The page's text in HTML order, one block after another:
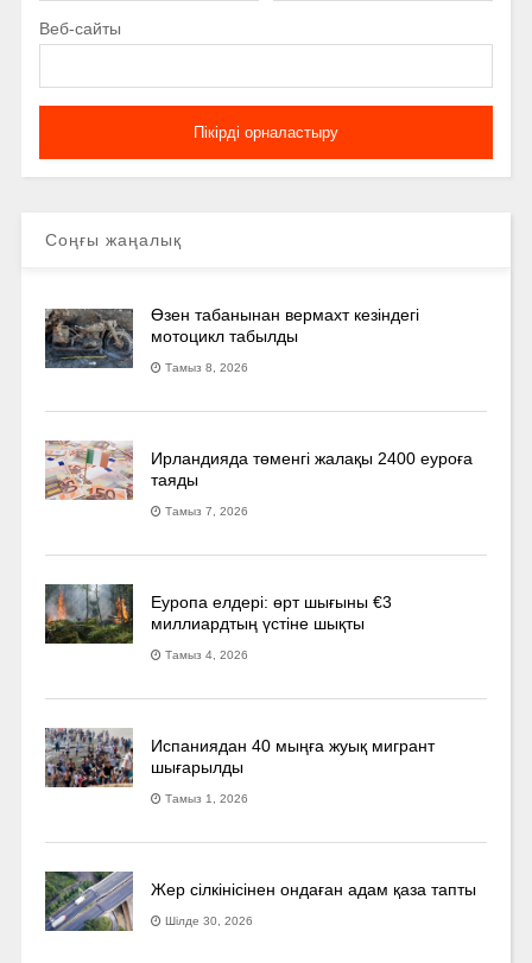
Веб-сайты
Соңғы жаңалық
Өзен табанынан вермахт кезіндегі
мотоцикл табылды
Тамыз 8, 2026
Ирландияда төменгі жалақы 2400 еуроға
таяды
Тамыз 7, 2026
Еуропа елдері: өрт шығыны €3
миллиардтың үстіне шықты
Тамыз 4, 2026
Испаниядан 40 мыңға жуық мигрант
шығарылды
Тамыз 1, 2026
Жер сілкінісінен ондаған адам қаза тапты
Шілде 30, 2026